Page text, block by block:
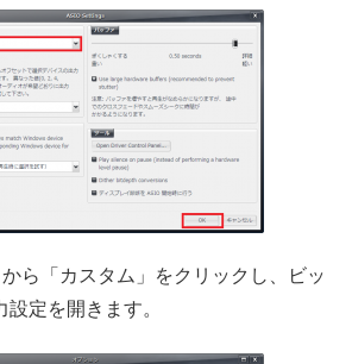
ら「カスタム」をクリックし、ビッ
設定を開きます。